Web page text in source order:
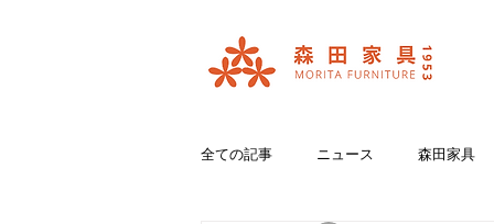
全ての記事 ニュース 森田家具